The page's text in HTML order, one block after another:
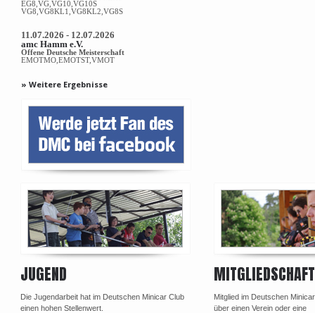
EG8,VG,VG10,VG10S
VG8,VG8KL1,VG8KL2,VG8S
11.07.2026 - 12.07.2026
amc Hamm e.V.
Offene Deutsche Meisterschaft
EMOTMO,EMOTST,VMOT
» Weitere Ergebnisse
JUGEND
Die Jugendarbeit hat im Deutschen Minicar Club
einen hohen Stellenwert.
MITGLIEDSCHAFT
Mitglied im Deutschen
über einen Verein oder eine